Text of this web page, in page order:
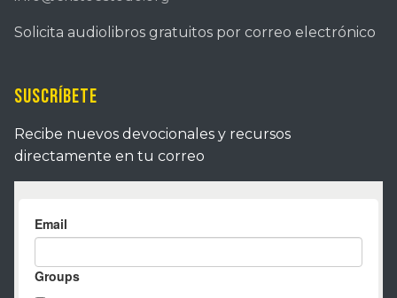
Solicita audiolibros gratuitos por correo electrónico
Suscríbete
Recibe nuevos devocionales y recursos
directamente en tu correo